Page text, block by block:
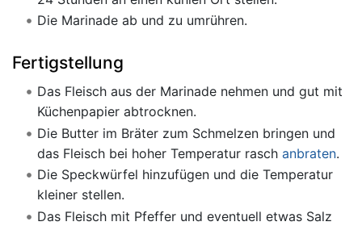
Die Marinade ab und zu umrühren.
Fertigstellung
Das Fleisch aus der Marinade nehmen und gut mit
Küchenpapier abtrocknen.
Die Butter im Bräter zum Schmelzen bringen und
das Fleisch bei hoher Temperatur rasch anbraten.
Die Speckwürfel hinzufügen und die Temperatur
kleiner stellen.
Das Fleisch mit Pfeffer und eventuell etwas Salz